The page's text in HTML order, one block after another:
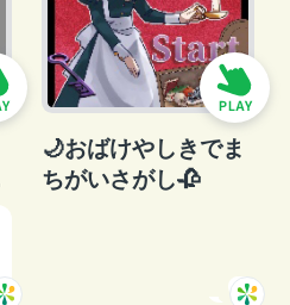
🌙おばけやしきでま
ちがいさがし🥀